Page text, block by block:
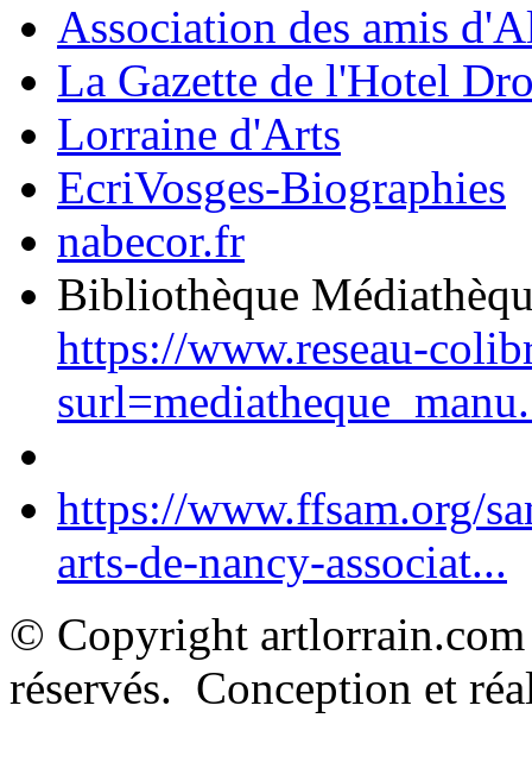
Association des amis
La Gazette de l'Hotel
Lorraine d'Arts
EcriVosges-Biographies
nabecor.fr
Bibliothèque
https://www.reseau-
https://www.ffsam.org/
arts-de-nancy-associat...
© Copyright
réservés. Conception et